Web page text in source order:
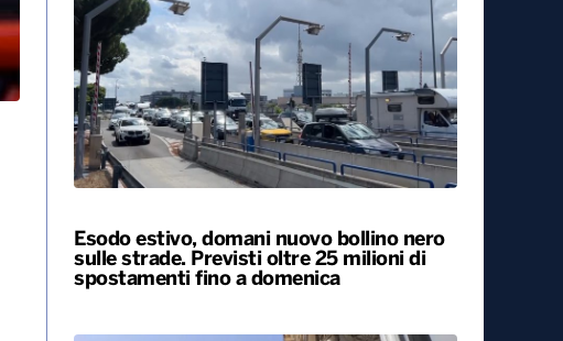
Esodo estivo, domani nuovo bollino nero
sulle strade. Previsti oltre 25 milioni di
spostamenti fino a domenica